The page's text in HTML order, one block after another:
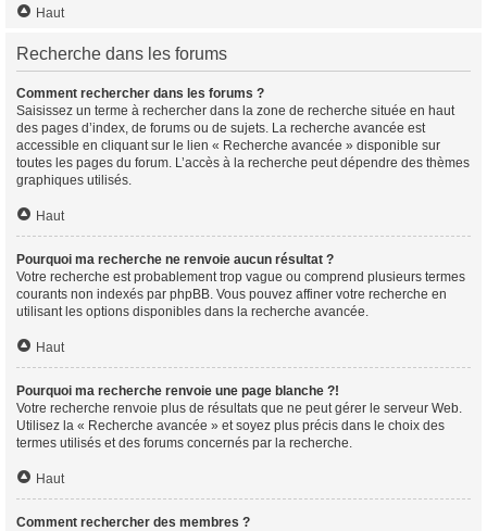
Haut
Recherche dans les forums
Comment rechercher dans les forums ?
Saisissez un terme à rechercher dans la zone de recherche située en haut
des pages d’index, de forums ou de sujets. La recherche avancée est
accessible en cliquant sur le lien « Recherche avancée » disponible sur
toutes les pages du forum. L’accès à la recherche peut dépendre des thèmes
graphiques utilisés.
Haut
Pourquoi ma recherche ne renvoie aucun résultat ?
Votre recherche est probablement trop vague ou comprend plusieurs termes
courants non indexés par phpBB. Vous pouvez affiner votre recherche en
utilisant les options disponibles dans la recherche avancée.
Haut
Pourquoi ma recherche renvoie une page blanche ?!
Votre recherche renvoie plus de résultats que ne peut gérer le serveur Web.
Utilisez la « Recherche avancée » et soyez plus précis dans le choix des
termes utilisés et des forums concernés par la recherche.
Haut
Comment rechercher des membres ?